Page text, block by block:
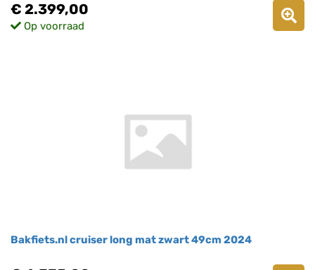
€ 2.399,00
Op voorraad
Bakfiets.nl cruiser long mat zwart 49cm 2024